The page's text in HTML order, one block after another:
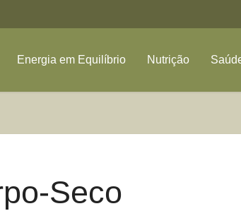
Energia em Equilíbrio Nutrição
Seco